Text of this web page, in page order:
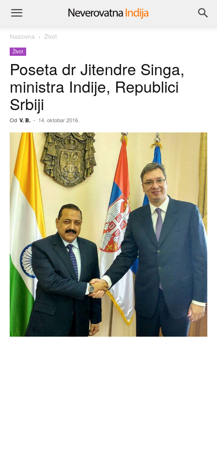
Naslovna Život
Život
Poseta dr Jitendre Singa,
ministra Indije, Republici
Srbiji
Od V. B. - 14. oktobar 2016.